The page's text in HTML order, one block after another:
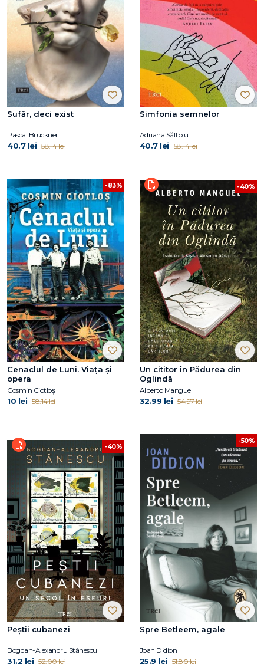
Sufăr, deci exist
Pascal Bruckner
40.7 lei 58.14 lei
Simfonia semnelor
Adriana Săftoiu
40.7 lei 58.14 lei
-83%
Cenaclul de Luni. Viața și
opera
Cosmin Ciotloș
10 lei 58.14 lei
-40%
Un cititor în Pădurea din
Oglindă
Alberto Manguel
32.99 lei 54.97 lei
-40%
Peștii cubanezi
Bogdan-Alexandru Stănescu
31.2 lei 52.00 lei
-50%
Spre Betleem, agale
Joan Didion
25.9 lei 51.80 lei